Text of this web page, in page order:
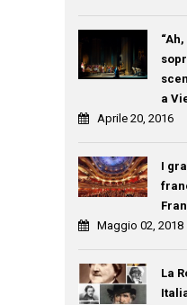
a
Aprile 20, 2016
I
Maggio 02, 2018
La